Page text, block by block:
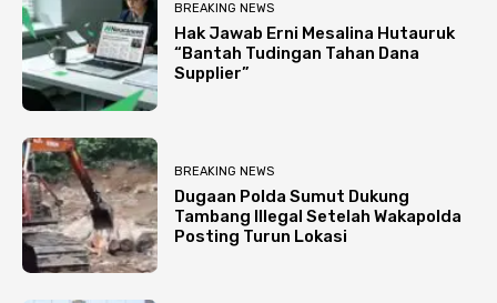
BREAKING NEWS
Hak Jawab Erni Mesalina Hutauruk
“Bantah Tudingan Tahan Dana
Supplier”
BREAKING NEWS
Dugaan Polda Sumut Dukung
Tambang Illegal Setelah Wakapolda
Posting Turun Lokasi